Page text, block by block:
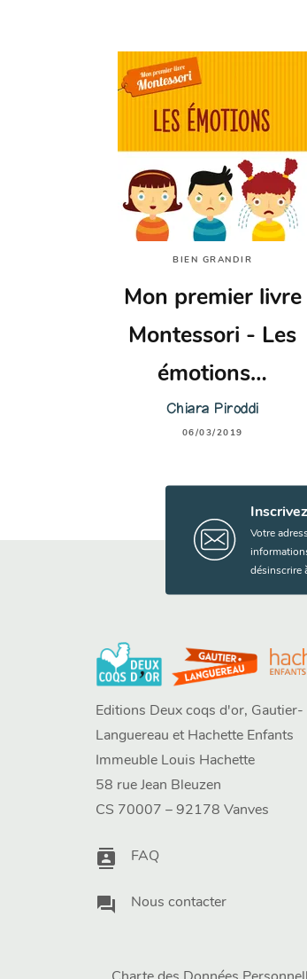
BIEN GRANDIR
Mon premier livre
Montessori - Les
émotions…
Chiara Piroddi
06/03/2019
Votre
désinscrire
Editions Deux coqs d'or, Gautier-
Languereau et Hachette Enfants
Immeuble Louis Hachette
58 rue Jean Bleuzen
CS 70007 – 92178 Vanves
contacts FAQ
question_answer Nous contacter